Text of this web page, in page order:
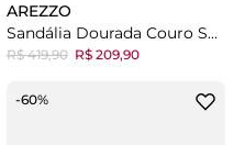
AREZZO
Sandália Dourada Couro Salto Fino Tira Instep
R$ 419,90 R$ 209,90
-60%